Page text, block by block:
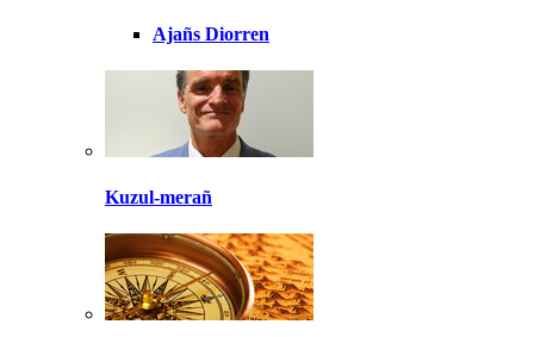
Ajañs Diorren
Kuzul-merañ